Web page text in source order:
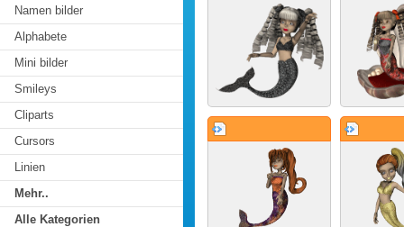
Namen bilder
Alphabete
Mini bilder
Smileys
Cliparts
Cursors
Linien
Mehr..
Alle Kategorien